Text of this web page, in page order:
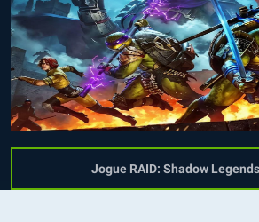
Jogue RAID: Shadow